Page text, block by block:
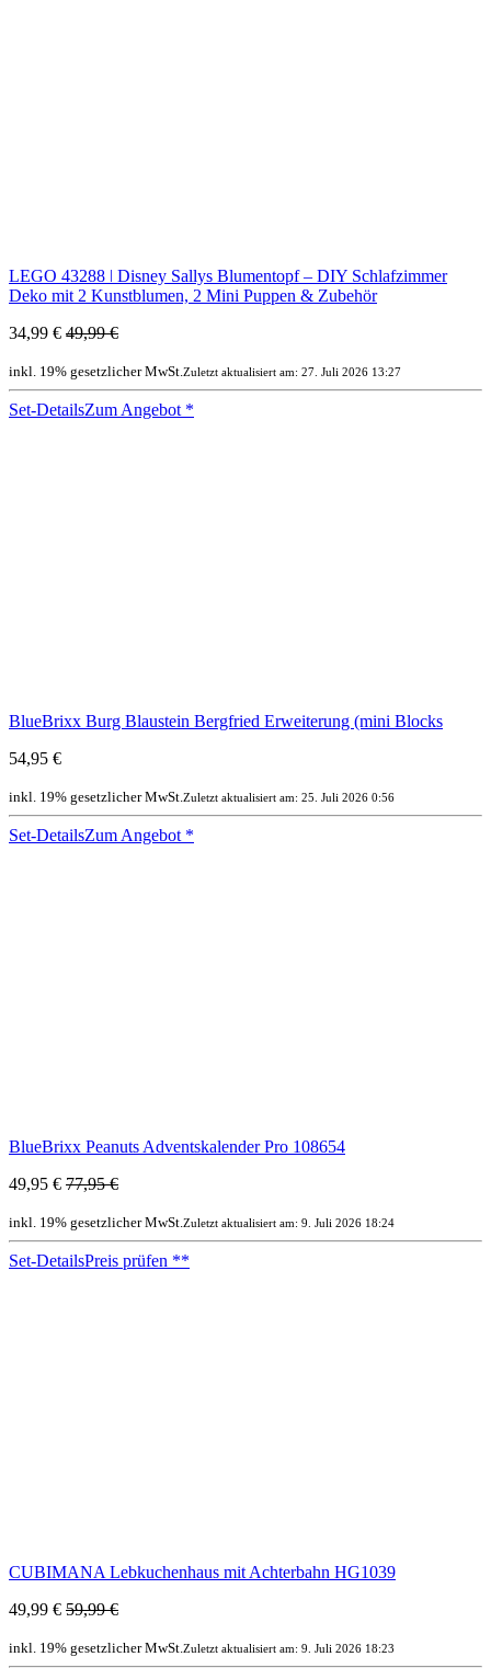
LEGO 43288 ǀ Disney Sallys Blumentopf – DIY Schlafzimmer
Deko mit 2 Kunstblumen, 2 Mini Puppen & Zubehör
34,99 € 49,99 €
inkl. 19% gesetzlicher MwSt.Zuletzt aktualisiert am: 27. Juli 2026 13:27
Set-DetailsZum Angebot *
BlueBrixx Burg Blaustein Bergfried Erweiterung (mini Blocks
54,95 €
inkl. 19% gesetzlicher MwSt.Zuletzt aktualisiert am: 25. Juli 2026 0:56
Set-DetailsZum Angebot *
BlueBrixx Peanuts Adventskalender Pro 108654
49,95 € 77,95 €
inkl. 19% gesetzlicher MwSt.Zuletzt aktualisiert am: 9. Juli 2026 18:24
Set-DetailsPreis prüfen **
CUBIMANA Lebkuchenhaus mit Achterbahn HG1039
49,99 € 59,99 €
inkl. 19% gesetzlicher MwSt.Zuletzt aktualisiert am: 9. Juli 2026 18:23